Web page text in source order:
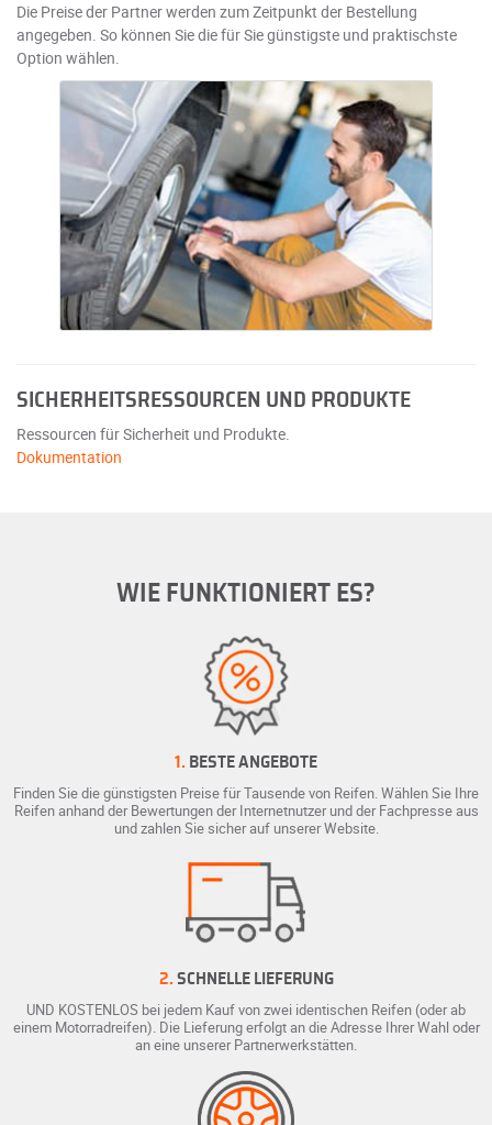
Die Preise der Partner werden zum Zeitpunkt der Bestellung
angegeben. So können Sie die für Sie günstigste und praktischste
Option wählen.
SICHERHEITSRESSOURCEN UND PRODUKTE
Ressourcen für Sicherheit und Produkte.
Dokumentation
WIE FUNKTIONIERT ES?
1. BESTE ANGEBOTE
Finden Sie die günstigsten Preise für Tausende von Reifen. Wählen Sie Ihre
Reifen anhand der Bewertungen der Internetnutzer und der Fachpresse aus
und zahlen Sie sicher auf unserer Website.
2. SCHNELLE LIEFERUNG
UND KOSTENLOS bei jedem Kauf von zwei identischen Reifen (oder ab
einem Motorradreifen). Die Lieferung erfolgt an die Adresse Ihrer Wahl oder
an eine unserer Partnerwerkstätten.